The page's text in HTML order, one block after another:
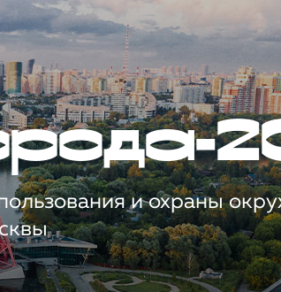
и охраны